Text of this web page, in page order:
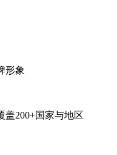
形象
盖200+国家与地区